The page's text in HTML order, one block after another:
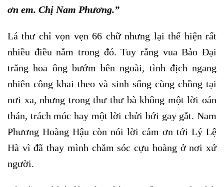
ơn em. Chị Nam Phương.”
Lá thư chỉ vọn vẹn 66 chữ nhưng lại thể hiện rất
nhiều điều nằm trong đó. Tuy rằng vua Bảo Đại
trăng hoa ông bướm bên ngoài, tình địch ngang
nhiên công khai theo và sinh sống cùng chồng tại
nơi xa, nhưng trong thư thư bà không một lời oán
thán, trách móc hay một lời chửi bới gay gắt. Nam
Phương Hoàng Hậu còn nói lời cảm ơn tới Lý Lệ
Hà vì đã thay mình chăm sóc cựu hoàng ở nơi xứ
người.